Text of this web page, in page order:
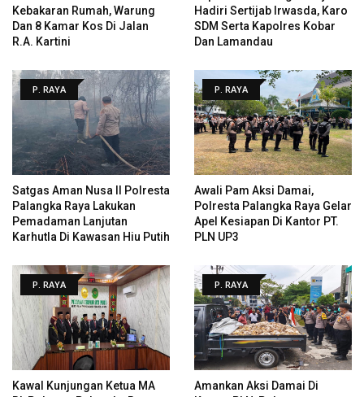
Kebakaran Rumah, Warung
Dan 8 Kamar Kos Di Jalan
R.A. Kartini
Hadiri Sertijab Irwasda, Karo
SDM Serta Kapolres Kobar
Dan Lamandau
P. RAYA
Satgas Aman Nusa II Polresta
Palangka Raya Lakukan
Pemadaman Lanjutan
Karhutla Di Kawasan Hiu Putih
P. RAYA
Awali Pam Aksi Damai,
Polresta Palangka Raya Gelar
Apel Kesiapan Di Kantor PT.
PLN UP3
P. RAYA
Kawal Kunjungan Ketua MA
P. RAYA
Amankan Aksi Damai Di